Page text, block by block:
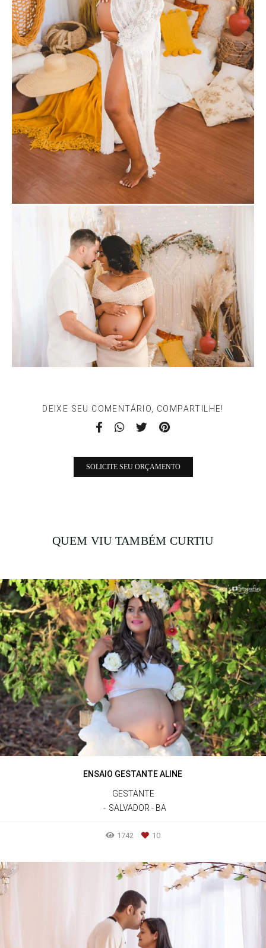
DEIXE SEU COMENTÁRIO, COMPARTILHE!
SOLICITE SEU ORÇAMENTO
QUEM VIU TAMBÉM CURTIU
ENSAIO GESTANTE ALINE
GESTANTE
SALVADOR - BA
1742 10